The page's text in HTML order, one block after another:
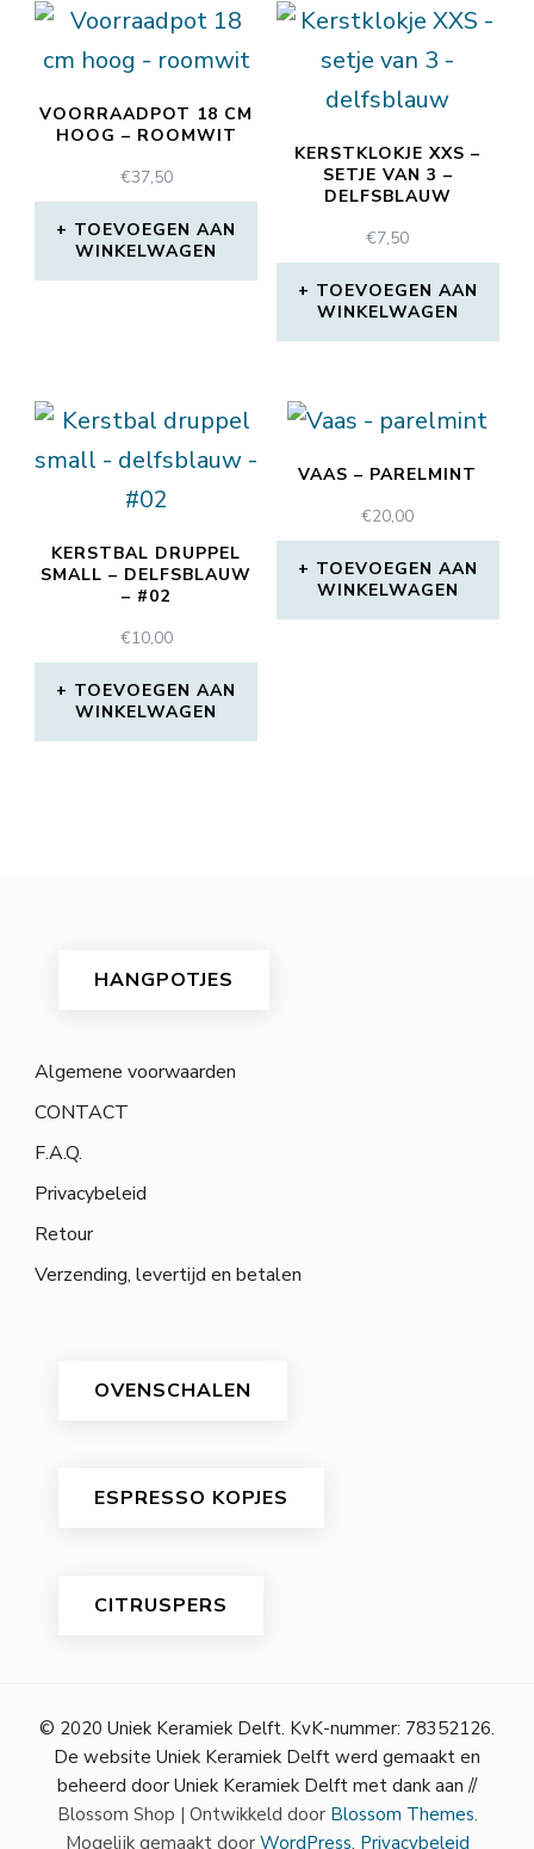
VOORRAADPOT 18 CM
HOOG – ROOMWIT
€37,50
TOEVOEGEN AAN
WINKELWAGEN
KERSTKLOKJE XXS –
SETJE VAN 3 –
DELFSBLAUW
€7,50
TOEVOEGEN AAN
WINKELWAGEN
KERSTBAL DRUPPEL
SMALL – DELFSBLAUW
– #02
€10,00
TOEVOEGEN AAN
WINKELWAGEN
VAAS – PARELMINT
€20,00
TOEVOEGEN AAN
WINKELWAGEN
HANGPOTJES
Algemene voorwaarden
CONTACT
F.A.Q.
Privacybeleid
Retour
Verzending, levertijd en betalen
OVENSCHALEN
ESPRESSO KOPJES
CITRUSPERS
© 2020 Uniek Keramiek Delft. KvK-nummer: 78352126.
De website Uniek Keramiek Delft werd gemaakt en
beheerd door Uniek Keramiek Delft met dank aan //
Blossom Shop | Ontwikkeld door Blossom Themes.
Mogelijk gemaakt door WordPress. Privacybeleid